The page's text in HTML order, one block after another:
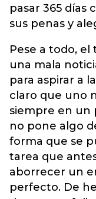
pasar 365 días
sus penas y
Pese a todo,
una mala
para aspirar a
claro que uno
siempre en un
no pone algo
forma que se
tarea que
aborrecer un
perfecto. De